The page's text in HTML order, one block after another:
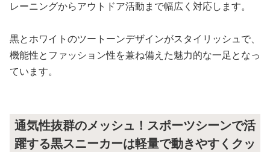
レーニングからアウトドア活動まで幅広く対応します。
黒とホワイトのツートーンデザインがスタイリッシュで、
機能性とファッション性を兼ね備えた魅力的な一足となっ
ています。
通気性抜群のメッシュ！スポーツシーンで活
躍する黒スニーカーは軽量で動きやすくクッ